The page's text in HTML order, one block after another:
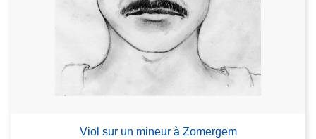
Viol sur un mineur à Zomergem